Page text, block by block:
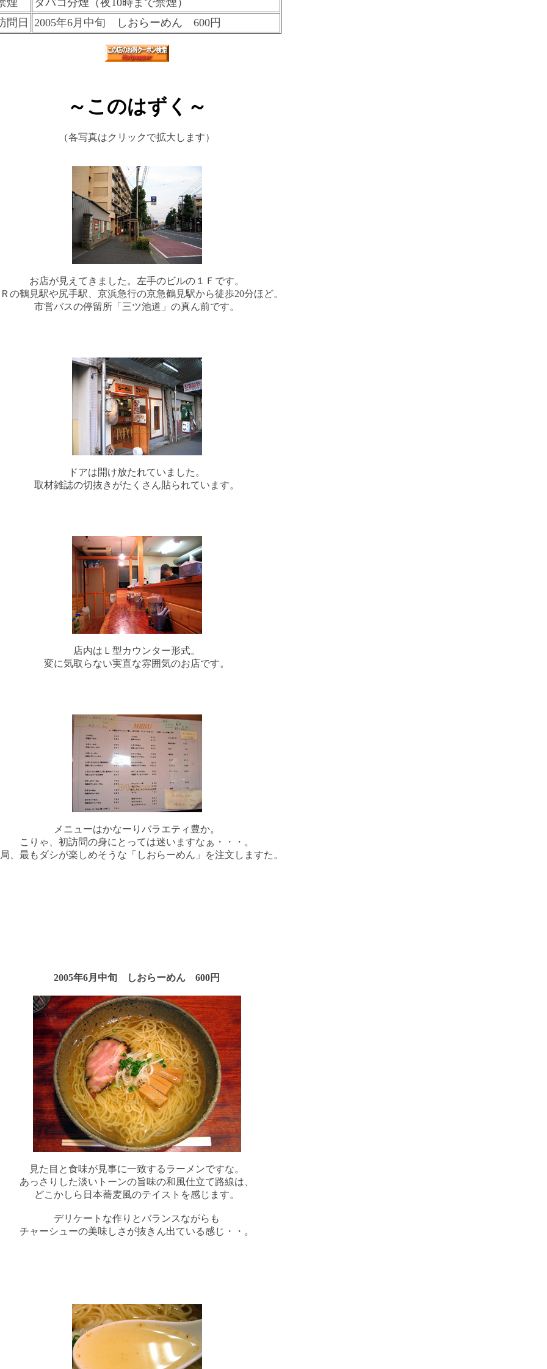
煙
タバコ分煙（夜10時まで禁煙）
問日
2005年6月中旬 しおらーめん 600円
～このはずく～
（各写真はクリックで拡大します）
お店が見えてきました。左手のビルの１Ｆです。
の鶴見駅や尻手駅、京浜急行の京急鶴見駅から徒歩20分ほど。
市営バスの停留所「三ツ池道」の真ん前です。
ドアは開け放たれていました。
取材雑誌の切抜きがたくさん貼られています。
店内はＬ型カウンター形式。
変に気取らない実直な雰囲気のお店です。
メニューはかなーりバラエティ豊か。
こりゃ、初訪問の身にとっては迷いますなぁ・・・。
、最もダシが楽しめそうな「しおらーめん」を注文しますた。
2005年6月中旬 しおらーめん 600円
見た目と食味が見事に一致するラーメンですな。
あっさりした淡いトーンの旨味の和風仕立て路線は、
どこかしら日本蕎麦風のテイストを感じます。
デリケートな作りとバランスながらも
チャーシューの美味しさが抜きん出ている感じ・・。